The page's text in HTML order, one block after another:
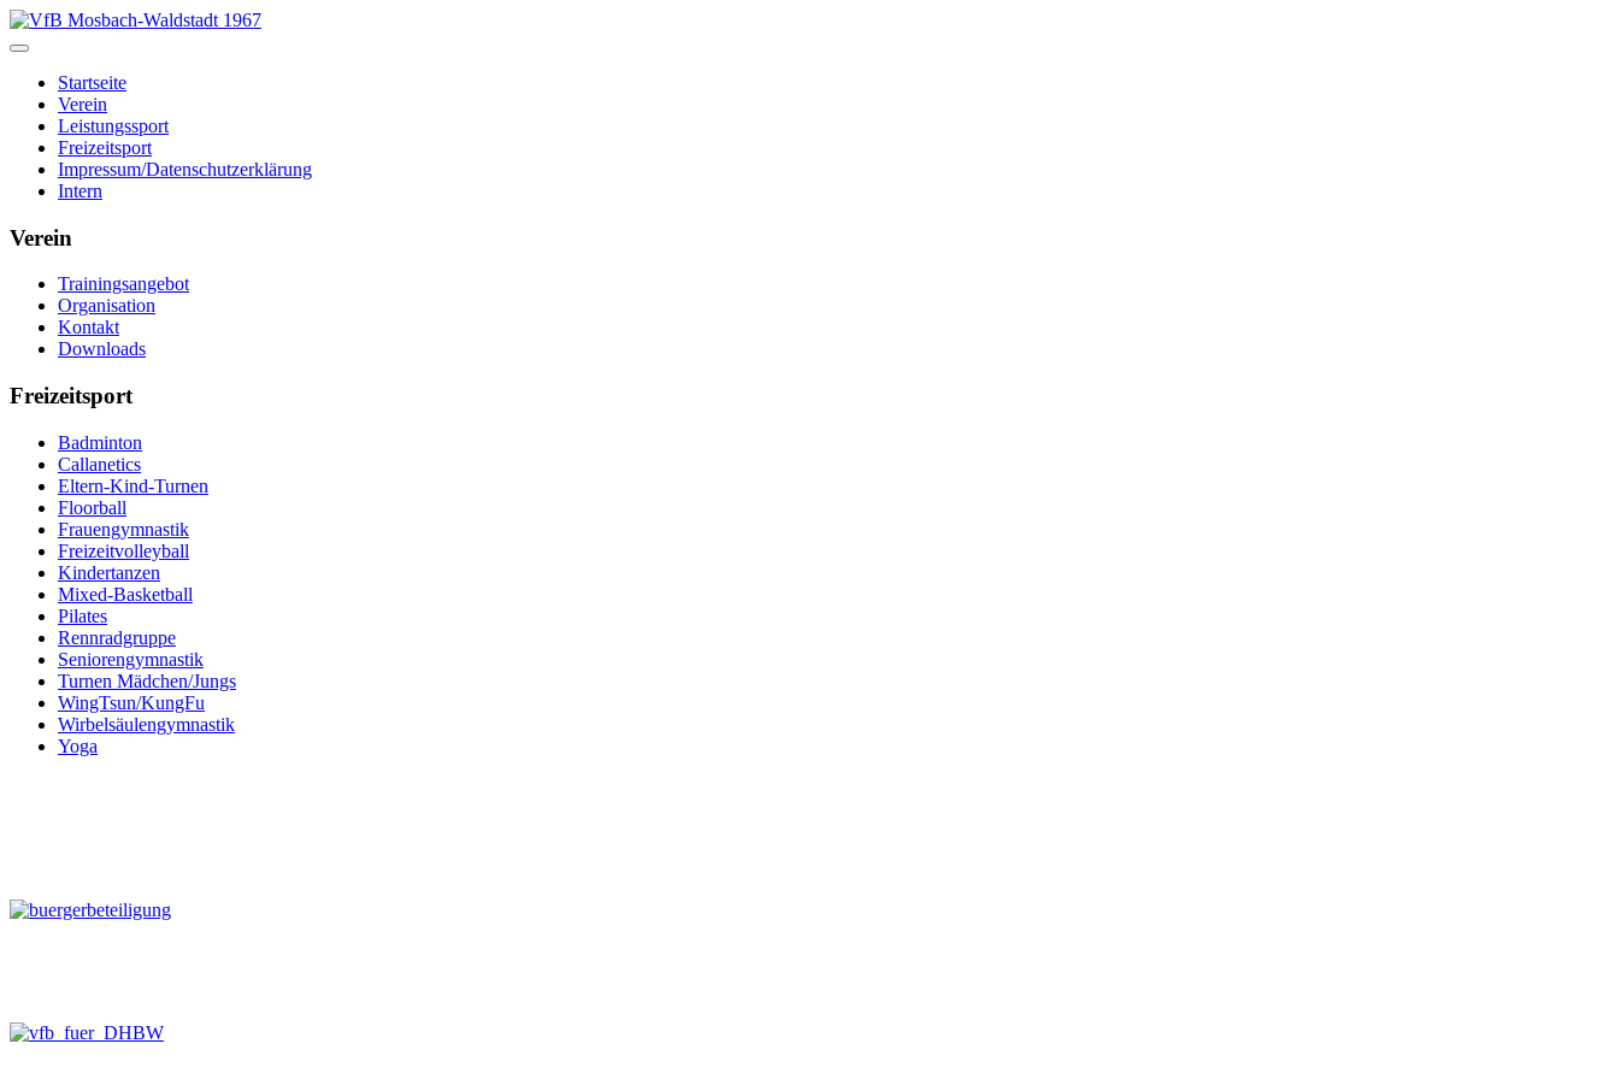
Startseite
Verein
Leistungssport
Freizeitsport
Impressum/Datenschutzerklärung
Intern
Verein
Trainingsangebot
Organisation
Kontakt
Downloads
Freizeitsport
Badminton
Callanetics
Eltern-Kind-Turnen
Floorball
Frauengymnastik
Freizeitvolleyball
Kindertanzen
Mixed-Basketball
Pilates
Rennradgruppe
Seniorengymnastik
Turnen Mädchen/Jungs
WingTsun/KungFu
Wirbelsäulengymnastik
Yoga